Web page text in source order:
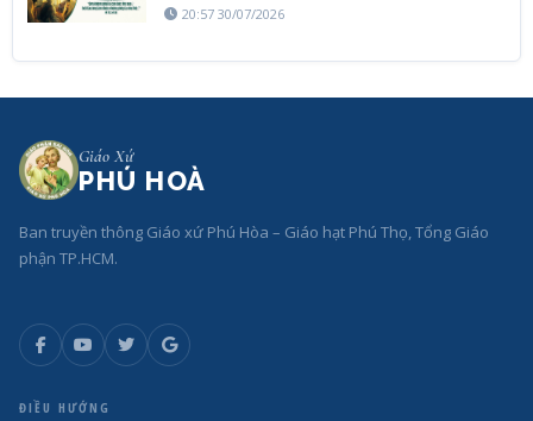
20:57 30/07/2026
Giáo Xứ
PHÚ HOÀ
Ban truyền thông Giáo xứ Phú Hòa – Giáo hạt Phú Thọ, Tổng Giáo
phận TP.HCM.
ĐIỀU HƯỚNG